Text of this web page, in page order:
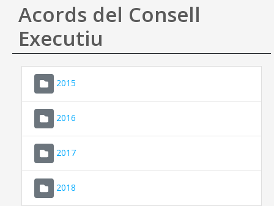
Ajuda
Acords del Consell
Executiu
2015
2016
2017
2018